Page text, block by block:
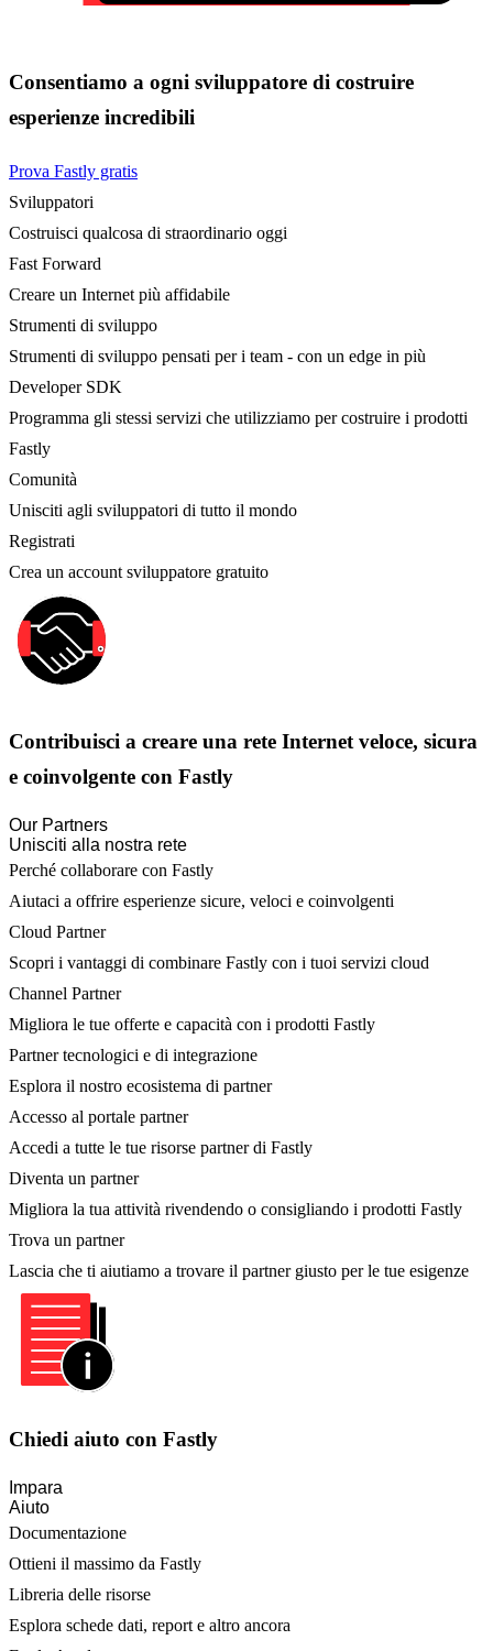
Consentiamo a ogni sviluppatore di costruire
esperienze incredibili
Prova Fastly gratis
Sviluppatori
Costruisci qualcosa di straordinario oggi
Fast Forward
Creare un Internet più affidabile
Strumenti di sviluppo
Strumenti di sviluppo pensati per i team - con un edge in più
Developer SDK
Programma gli stessi servizi che utilizziamo per costruire i prodotti
Fastly
Comunità
Unisciti agli sviluppatori di tutto il mondo
Registrati
Crea un account sviluppatore gratuito
Contribuisci a creare una rete Internet veloce, sicura
e coinvolgente con Fastly
Our Partners
Unisciti alla nostra rete
Perché collaborare con Fastly
Aiutaci a offrire esperienze sicure, veloci e coinvolgenti
Cloud Partner
Scopri i vantaggi di combinare Fastly con i tuoi servizi cloud
Channel Partner
Migliora le tue offerte e capacità con i prodotti Fastly
Partner tecnologici e di integrazione
Esplora il nostro ecosistema di partner
Accesso al portale partner
Accedi a tutte le tue risorse partner di Fastly
Diventa un partner
Migliora la tua attività rivendendo o consigliando i prodotti Fastly
Trova un partner
Lascia che ti aiutiamo a trovare il partner giusto per le tue esigenze
Chiedi aiuto con Fastly
Impara
Aiuto
Documentazione
Ottieni il massimo da Fastly
Libreria delle risorse
Esplora schede dati, report e altro ancora